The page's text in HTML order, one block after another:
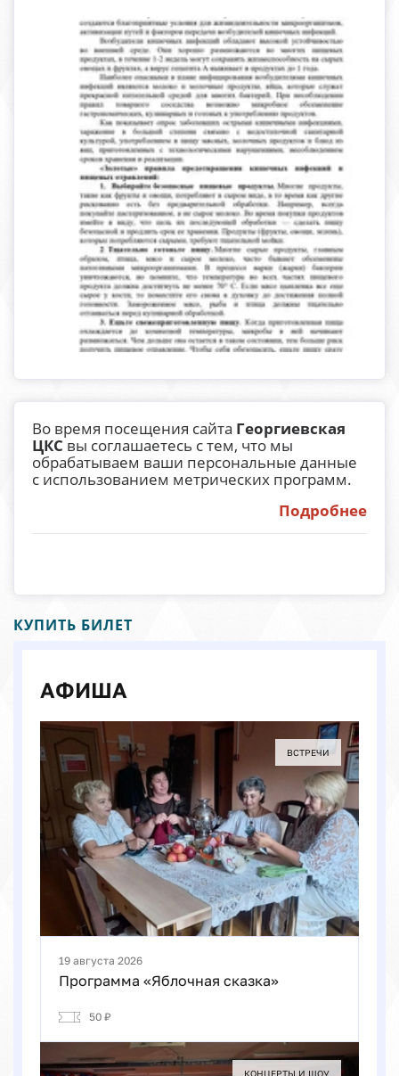
Во время посещения сайта Георгиевская
ЦКС вы соглашаетесь с тем, что мы
обрабатываем ваши персональные данные
с использованием метрических программ.
Подробнее
КУПИТЬ БИЛЕТ